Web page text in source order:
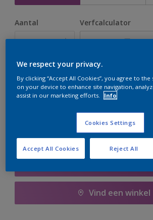
Aantal Verfcalculator
Op dit moment is het niet mogelijk dit
te bestellen. Houd de website in de
er hard aan om de voorraad aan te
Vind een winkel
We respect your privacy.
By clicking “Accept All Cookies”, you agree to
on your device to enhance site navigation,
assist in our marketing efforts.
Info
Cookies Settings
Reject All
Accept All Cookies